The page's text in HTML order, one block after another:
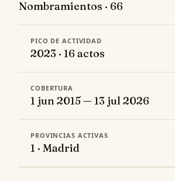
Nombramientos · 66
PICO DE ACTIVIDAD
2023 · 16 actos
COBERTURA
1 jun 2015 — 13 jul 2026
PROVINCIAS ACTIVAS
1 · Madrid